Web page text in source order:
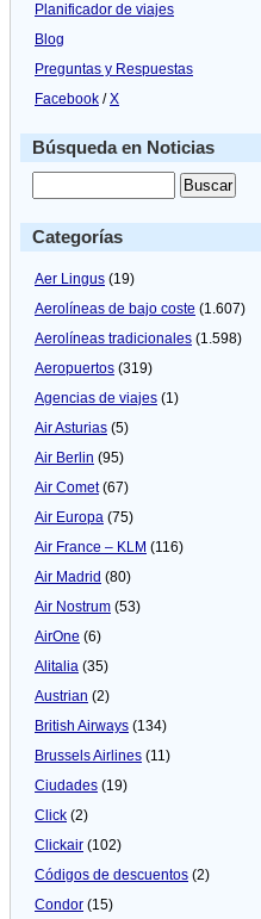
Planificador de viajes
Blog
Preguntas y Respuestas
Facebook /X
Búsqueda en Noticias
Categorías
Aer Lingus (19)
Aerolíneas de bajo coste (1.607)
Aerolíneas tradicionales (1.598)
Aeropuertos (319)
Agencias de viajes (1)
Air Asturias (5)
Air Berlin (95)
Air Comet(67)
Air Europa (75)
Air France – KLM (116)
Air Madrid (80)
Air Nostrum (53)
AirOne (6)
Alitalia (35)
Austrian (2)
British Airways (134)
Brussels Airlines (11)
Ciudades (19)
Click (2)
Clickair (102)
Códigos de descuentos (2)
Condor (15)